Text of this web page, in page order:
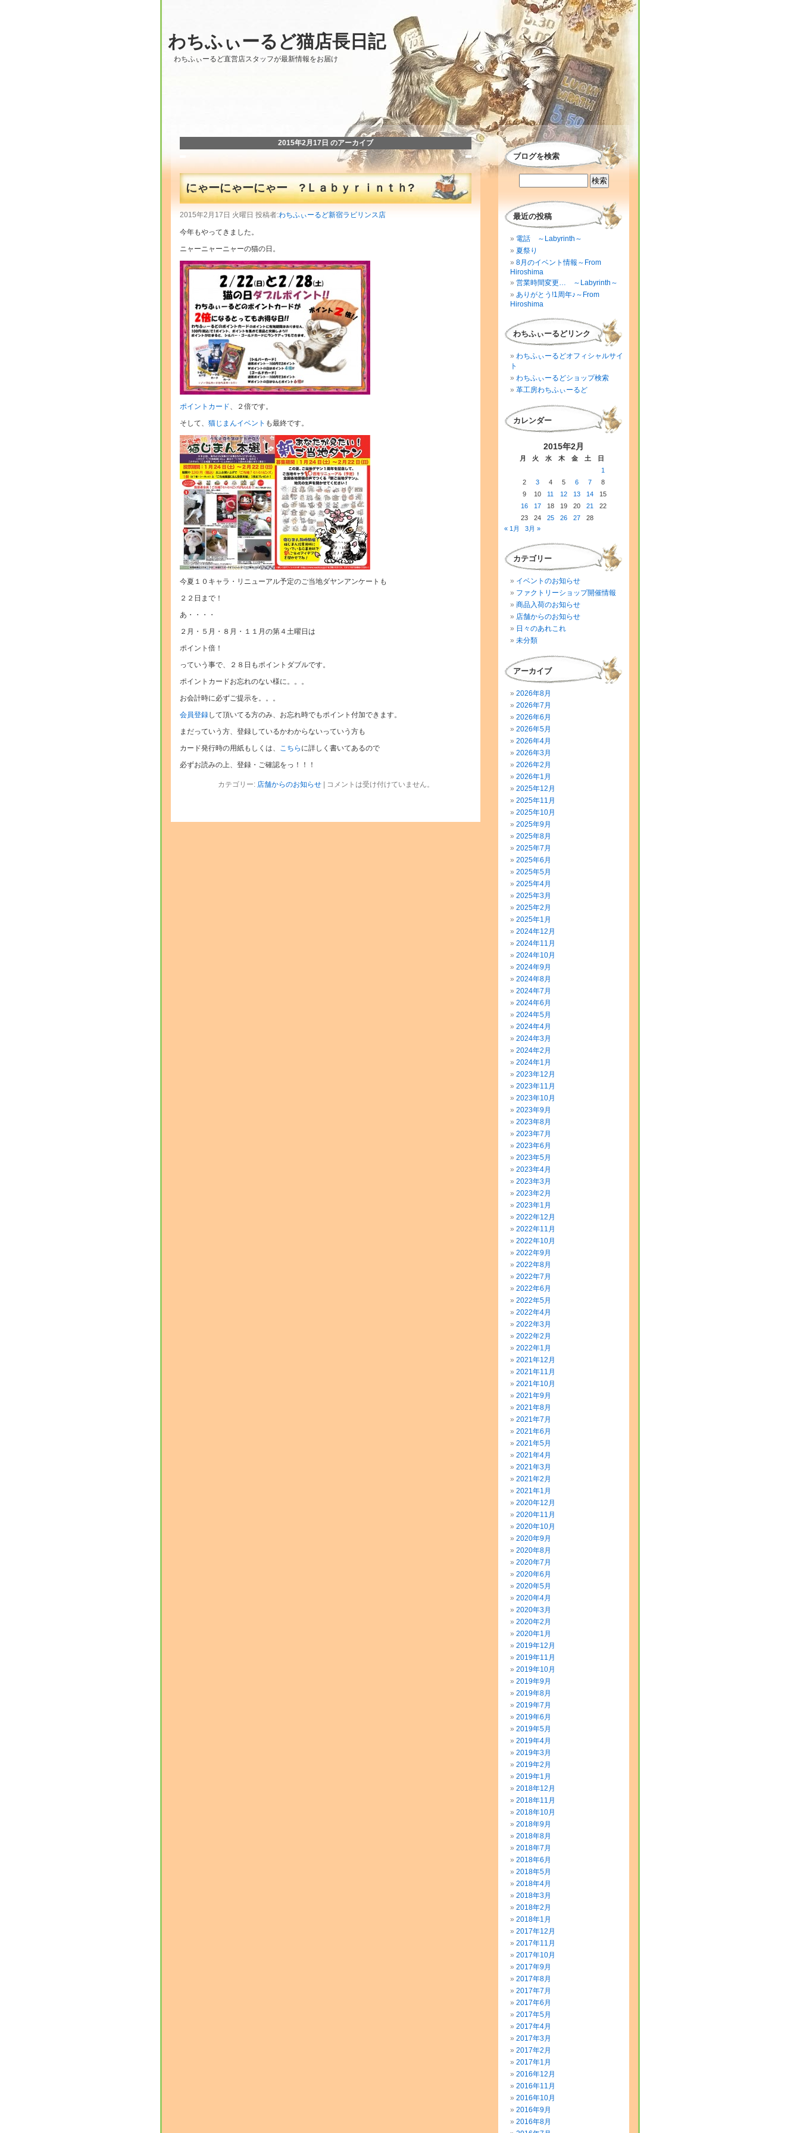
わちふぃーるど猫店長日記
わちふぃーるど直営店スタッフが最新情報をお届け
2015年2月17日 のアーカイブ
にゃーにゃーにゃー ?Ｌａｂｙｒｉｎｔｈ?
2015年2月17日 火曜日 投稿者:わちふぃーるど新宿ラビリンス店
今年もやってきました。
ニャーニャーニャーの猫の日。
ポイントカード、２倍です。
そして、 猫じまんイベント も最終です。
今夏１０キャラ・リニューアル予定のご当地ダヤンアンケートも
２２日まで！
あ・・・・
２月・５月・８月・１１月の第４土曜日は
ポイント倍！
っていう事で、２８日もポイントダブルです。
ポイントカードお忘れのない様に。。。
お会計時に必ずご提示を。。。
会員登録して頂いてる方のみ、お忘れ時でもポイント付加できます。
まだっていう方、登録しているかわからないっていう方も
カード発行時の用紙もしくは、 こちら に詳しく書いてあるので
必ずお読みの上、登録・ご確認をっ！！！
カテゴリー: 店舗からのお知らせ| コメントは受け付けていません。
ブログを検索
最近の投稿
電話 ～Labyrinth～
夏祭り
8月のイベント情報～From
Hiroshima
営業時間変更… ～Labyrinth～
ありがとう!1周年♪～From
Hiroshima
わちふぃーるどリンク
わちふぃーるどオフィシャルサイ
ト
わちふぃーるどショップ検索
革工房わちふぃーるど
カレンダー
2015年2月
月 火 水 木 金 土
日
1
2
3 4 5 6 7
8
9
10 11 12 13 14
15
16
17 18 19 20 21
22
23
24 25 26 27
28
« 1月
3月 »
カテゴリー
イベントのお知らせ
ファクトリーショップ開催情報
商品入荷のお知らせ
店舗からのお知らせ
日々のあれこれ
未分類
アーカイブ
2026年8月
2026年7月
2026年6月
2026年5月
2026年4月
2026年3月
2026年2月
2026年1月
2025年12月
2025年11月
2025年10月
2025年9月
2025年8月
2025年7月
2025年6月
2025年5月
2025年4月
2025年3月
2025年2月
2025年1月
2024年12月
2024年11月
2024年10月
2024年9月
2024年8月
2024年7月
2024年6月
2024年5月
2024年4月
2024年3月
2024年2月
2024年1月
2023年12月
2023年11月
2023年10月
2023年9月
2023年8月
2023年7月
2023年6月
2023年5月
2023年4月
2023年3月
2023年2月
2023年1月
2022年12月
2022年11月
2022年10月
2022年9月
2022年8月
2022年7月
2022年6月
2022年5月
2022年4月
2022年3月
2022年2月
2022年1月
2021年12月
2021年11月
2021年10月
2021年9月
2021年8月
2021年7月
2021年6月
2021年5月
2021年4月
2021年3月
2021年2月
2021年1月
2020年12月
2020年11月
2020年10月
2020年9月
2020年8月
2020年7月
2020年6月
2020年5月
2020年4月
2020年3月
2020年2月
2020年1月
2019年12月
2019年11月
2019年10月
2019年9月
2019年8月
2019年7月
2019年6月
2019年5月
2019年4月
2019年3月
2019年2月
2019年1月
2018年12月
2018年11月
2018年10月
2018年9月
2018年8月
2018年7月
2018年6月
2018年5月
2018年4月
2018年3月
2018年2月
2018年1月
2017年12月
2017年11月
2017年10月
2017年9月
2017年8月
2017年7月
2017年6月
2017年5月
2017年4月
2017年3月
2017年2月
2017年1月
2016年12月
2016年11月
2016年10月
2016年9月
2016年8月